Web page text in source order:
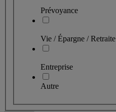
Prévoyance
Vie / Épargne / Retraite
Entreprise
Autre